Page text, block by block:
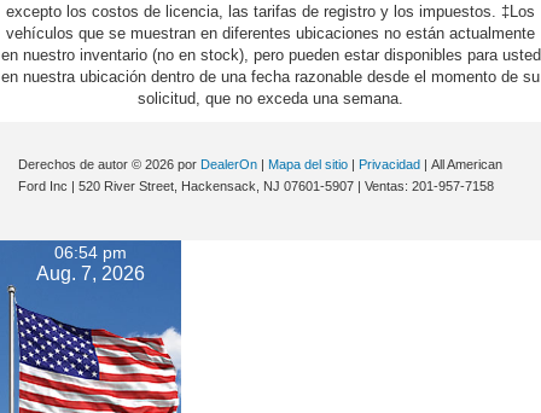
excepto los costos de licencia, las tarifas de registro y los impuestos. ‡Los
vehículos que se muestran en diferentes ubicaciones no están actualmente
en nuestro inventario (no en stock), pero pueden estar disponibles para usted
en nuestra ubicación dentro de una fecha razonable desde el momento de su
solicitud, que no exceda una semana.
Derechos de autor © 2026 por DealerOn | Mapa del sitio | Privacidad | All American
Ford Inc | 520 River Street, Hackensack, NJ 07601-5907 | Ventas: 201-957-7158
06:54 pm
Aug. 7, 2026